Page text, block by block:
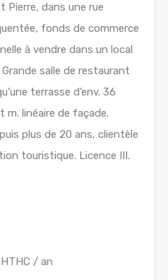
Pierre, dans une rue
fonds de commerce
à vendre dans un local
Grande salle de restaurant
terrasse d’env. 36
m. linéaire de façade.
plus de 20 ans, clientèle
touristique. Licence III.
/ an